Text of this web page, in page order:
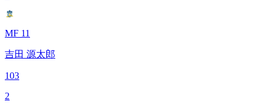
MF 11
吉田 源太郎
103
2